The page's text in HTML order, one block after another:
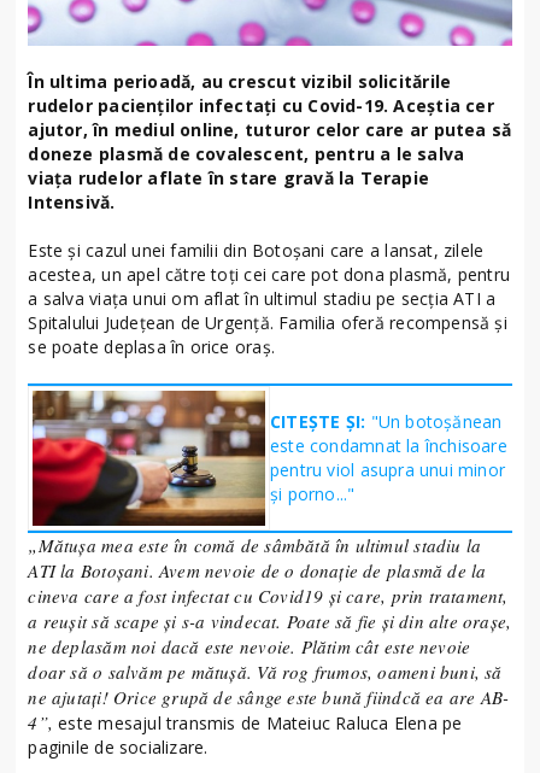
În ultima perioadă, au crescut vizibil solicitările
rudelor pacienților infectați cu Covid-19. Aceștia cer
ajutor, în mediul online, tuturor celor care ar putea să
doneze plasmă de covalescent, pentru a le salva
viața rudelor aflate în stare gravă la Terapie
Intensivă.
Este și cazul unei familii din Botoșani care a lansat, zilele
acestea, un apel către toți cei care pot dona plasmă, pentru
a salva viața unui om aflat în ultimul stadiu pe secția ATI a
Spitalului Județean de Urgență. Familia oferă recompensă și
se poate deplasa în orice oraș.
CITEȘTE ȘI: "Un botoșănean
este condamnat la închisoare
pentru viol asupra unui minor
și porno..."
„Mătușa mea este în comă de sâmbătă în ultimul stadiu la
ATI la Botoșani. Avem nevoie de o donație de plasmă de la
cineva care a fost infectat cu Covid19 și care, prin tratament,
a reușit să scape și s-a vindecat. Poate să fie și din alte orașe,
ne deplasăm noi dacă este nevoie. Plătim cât este nevoie
doar să o salvăm pe mătușă. Vă rog frumos, oameni buni, să
ne ajutați! Orice grupă de sânge este bună fiindcă ea are AB-
4”,este mesajul transmis de Mateiuc Raluca Elena pe
paginile de socializare.